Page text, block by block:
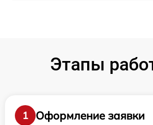
Этапы
1
Оформление заявки